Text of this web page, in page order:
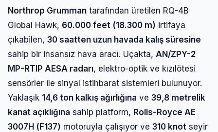
Northrop Grumman tarafından üretilen RQ-4B
Global Hawk, 60.000 feet (18.300 m) irtifaya
çıkabilen, 30 saatten uzun havada kalış süresine
sahip bir insansız hava aracı. Uçakta, AN/ZPY-2
MP-RTIP AESA radarı, elektro-optik ve kızılötesi
sensörler ile sinyal istihbarat sistemleri bulunuyor.
Yaklaşık 14,6 ton kalkış ağırlığına ve 39,8 metrelik
kanat açıklığına sahip platform, Rolls-Royce AE
3007H (F137) motoruyla çalışıyor ve 310 knot seyir